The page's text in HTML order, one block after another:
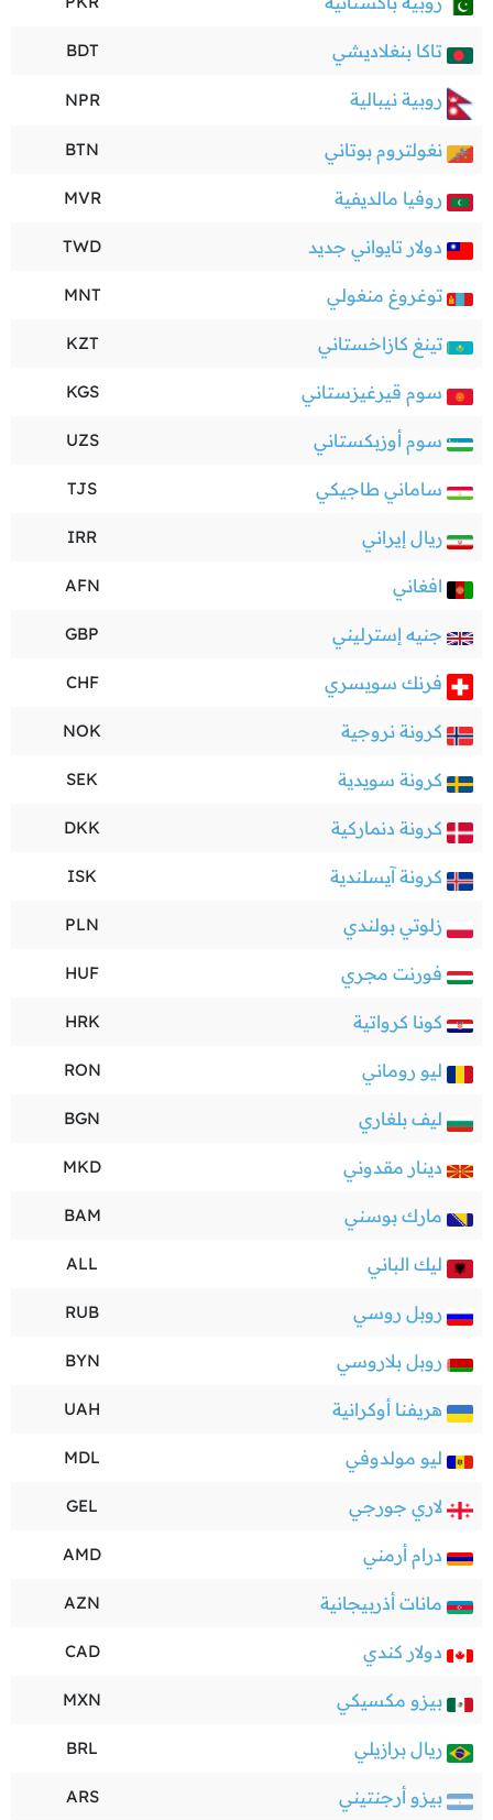
تاكا بنغلاديشي BDT
روبية نيبالية NPR
نغولتروم بوتاني BTN
روفيا مالديفية MVR
دولار تايواني جديد TWD
توغروغ منغولي MNT
تينغ كازاخستاني KZT
سوم قيرغيزستاني KGS
سوم أوزبكستاني UZS
ساماني طاجيكي TJS
ريال إيراني IRR
افغاني AFN
جنيه إسترليني GBP
فرنك سويسري CHF
كرونة نروجية NOK
كرونة سويدية SEK
كرونة دنماركية DKK
كرونة آيسلندية ISK
زلوتي بولندي PLN
فورنت مجري HUF
كونا كرواتية HRK
ليو روماني RON
ليف بلغاري BGN
دينار مقدوني MKD
مارك بوسني BAM
ليك الباني ALL
روبل روسي RUB
روبل بلاروسي BYN
هريفنا أوكرانية UAH
ليو مولدوفي MDL
لاري جورجي GEL
درام أرمني AMD
مانات أذربيجانية AZN
دولار كندي CAD
بيزو مكسيكي MXN
ريال برازيلي BRL
بيزو أرجنتيني ARS